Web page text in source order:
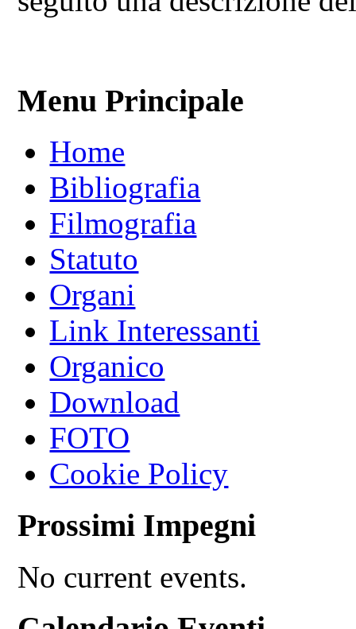
Menu Principale
Home
Bibliografia
Filmografia
Statuto
Organi
Link Interessanti
Organico
Download
FOTO
Cookie Policy
Prossimi Impegni
No current events.